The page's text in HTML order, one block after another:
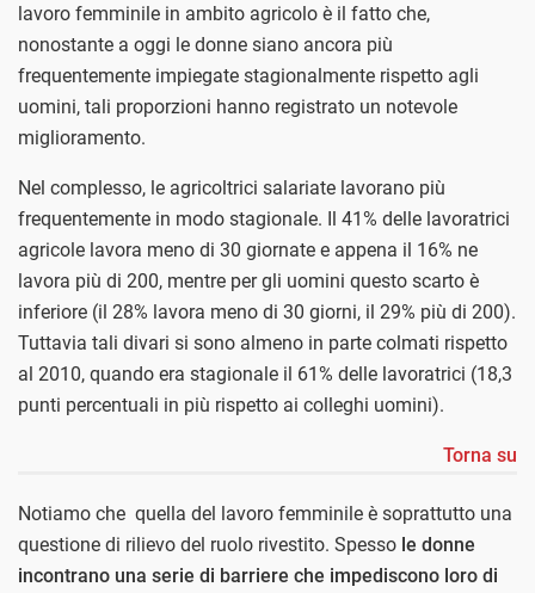
lavoro femminile in ambito agricolo è il fatto che,
nonostante a oggi le donne siano ancora più
frequentemente impiegate stagionalmente rispetto agli
uomini, tali proporzioni hanno registrato un notevole
miglioramento.
Nel complesso, le agricoltrici salariate lavorano più
frequentemente in modo stagionale. Il 41% delle lavoratrici
agricole lavora meno di 30 giornate e appena il 16% ne
lavora più di 200, mentre per gli uomini questo scarto è
inferiore (il 28% lavora meno di 30 giorni, il 29% più di 200).
Tuttavia tali divari si sono almeno in parte colmati rispetto
al 2010, quando era stagionale il 61% delle lavoratrici (18,3
punti percentuali in più rispetto ai colleghi uomini).
Torna su
Notiamo che quella del lavoro femminile è soprattutto una
questione di rilievo del ruolo rivestito. Spesso le donne
incontrano una serie di barriere che impediscono loro di